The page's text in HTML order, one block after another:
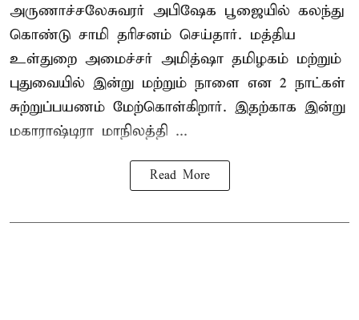
அருணாச்சலேசுவரர் அபிஷேக பூஜையில் கலந்து
கொண்டு சாமி தரிசனம் செய்தார். மத்திய
உள்துறை அமைச்சர் அமித்ஷா தமிழகம் மற்றும்
புதுவையில் இன்று மற்றும் நாளை என 2 நாட்கள்
சுற்றுப்பயணம் மேற்கொள்கிறார். இதற்காக இன்று
மகாராஷ்டிரா மாநிலத்தி ...
Read More